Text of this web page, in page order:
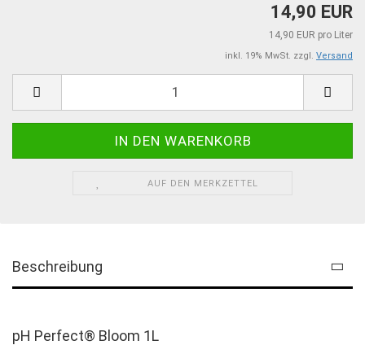
14,90 EUR
14,90 EUR pro Liter
inkl. 19% MwSt. zzgl. Versand
AUF DEN MERKZETTEL
Beschreibung
pH Perfect® Bloom 1L